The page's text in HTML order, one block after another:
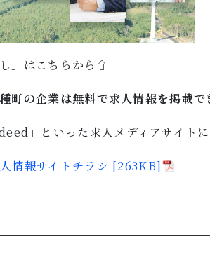
」はこちらから⇧
町の企業は無料で求人情報を掲載で
」といった求人メディアサイトに
情報サイトチラシ [263KB]